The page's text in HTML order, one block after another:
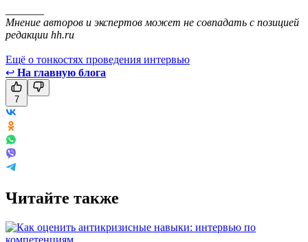
Мнение авторов и экспертов может не совпадать с позицией
редакции hh.ru
Ещё о тонкостях проведения интервью
↩ На главную блога
7
Читайте также